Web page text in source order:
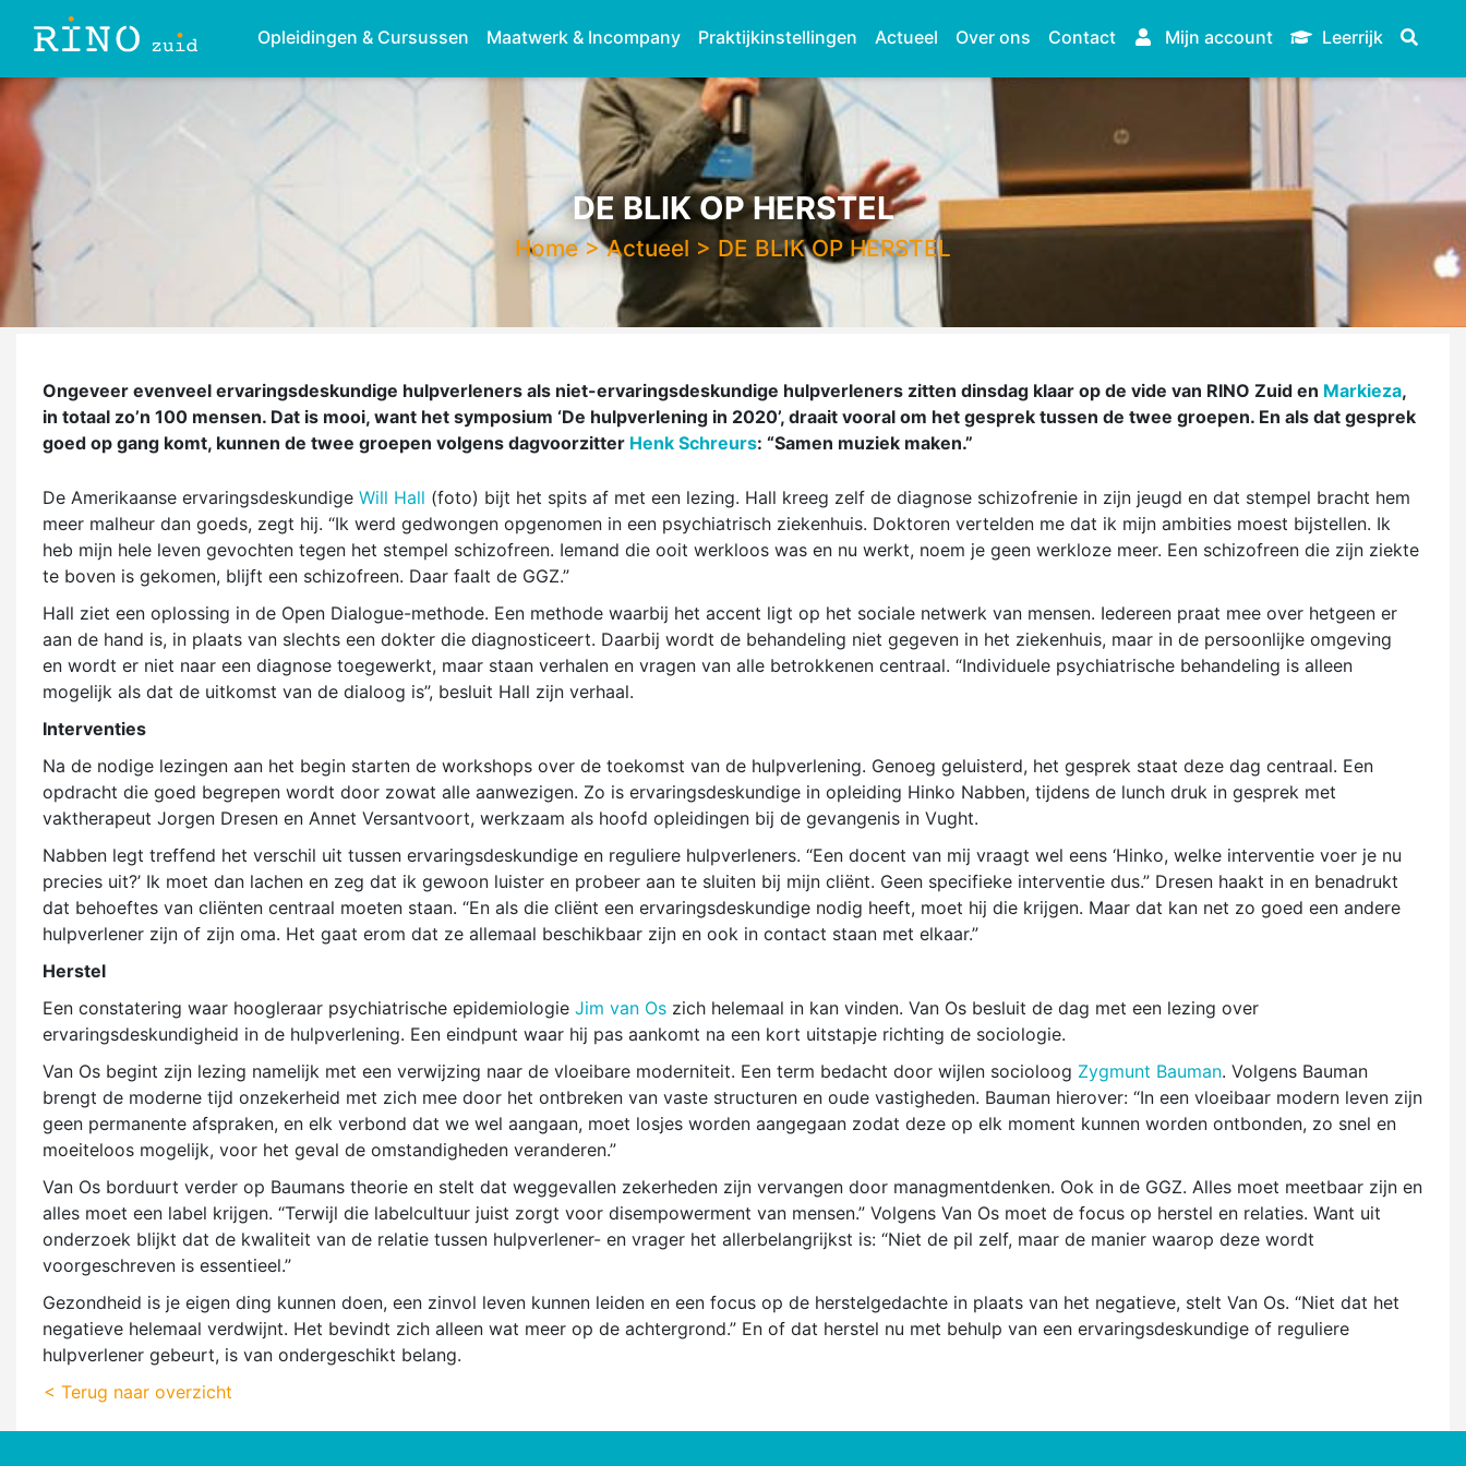
Opleidingen & Cursussen Maatwerk & Incompany Praktijkinstellingen Actueel Over ons Contact Mijn account Leerrijk
DE BLIK OP HERSTEL
Home>Actueel > DE BLIK OP HERSTEL
Ongeveer evenveel ervaringsdeskundige hulpverleners als niet-ervaringsdeskundige hulpverleners zitten dinsdag klaar op de vide van RINO Zuid en Markieza,
in totaal zo’n 100 mensen. Dat is mooi, want het symposium ‘De hulpverlening in 2020’, draait vooral om het gesprek tussen de twee groepen. En als dat gesprek
goed op gang komt, kunnen de twee groepen volgens dagvoorzitter Henk Schreurs: “Samen muziek maken.”
De Amerikaanse ervaringsdeskundige Will Hall (foto) bijt het spits af met een lezing. Hall kreeg zelf de diagnose schizofrenie in zijn jeugd en dat stempel bracht hem
meer malheur dan goeds, zegt hij. “Ik werd gedwongen opgenomen in een psychiatrisch ziekenhuis. Doktoren vertelden me dat ik mijn ambities moest bijstellen. Ik
heb mijn hele leven gevochten tegen het stempel schizofreen. Iemand die ooit werkloos was en nu werkt, noem je geen werkloze meer. Een schizofreen die zijn ziekte
te boven is gekomen, blijft een schizofreen. Daar faalt de GGZ.”
Hall ziet een oplossing in de Open Dialogue-methode. Een methode waarbij het accent ligt op het sociale netwerk van mensen. Iedereen praat mee over hetgeen er
aan de hand is, in plaats van slechts een dokter die diagnosticeert. Daarbij wordt de behandeling niet gegeven in het ziekenhuis, maar in de persoonlijke omgeving
en wordt er niet naar een diagnose toegewerkt, maar staan verhalen en vragen van alle betrokkenen centraal. “Individuele psychiatrische behandeling is alleen
mogelijk als dat de uitkomst van de dialoog is”, besluit Hall zijn verhaal.
Interventies
Na de nodige lezingen aan het begin starten de workshops over de toekomst van de hulpverlening. Genoeg geluisterd, het gesprek staat deze dag centraal. Een
opdracht die goed begrepen wordt door zowat alle aanwezigen. Zo is ervaringsdeskundige in opleiding Hinko Nabben, tijdens de lunch druk in gesprek met
vaktherapeut Jorgen Dresen en Annet Versantvoort, werkzaam als hoofd opleidingen bij de gevangenis in Vught.
Nabben legt treffend het verschil uit tussen ervaringsdeskundige en reguliere hulpverleners. “Een docent van mij vraagt wel eens ‘Hinko, welke interventie voer je nu
precies uit?’ Ik moet dan lachen en zeg dat ik gewoon luister en probeer aan te sluiten bij mijn cliënt. Geen specifieke interventie dus.” Dresen haakt in en benadrukt
dat behoeftes van cliënten centraal moeten staan. “En als die cliënt een ervaringsdeskundige nodig heeft, moet hij die krijgen. Maar dat kan net zo goed een andere
hulpverlener zijn of zijn oma. Het gaat erom dat ze allemaal beschikbaar zijn en ook in contact staan met elkaar.”
Herstel
Een constatering waar hoogleraar psychiatrische epidemiologie Jim van Os zich helemaal in kan vinden. Van Os besluit de dag met een lezing over
ervaringsdeskundigheid in de hulpverlening. Een eindpunt waar hij pas aankomt na een kort uitstapje richting de sociologie.
Van Os begint zijn lezing namelijk met een verwijzing naar de vloeibare moderniteit. Een term bedacht door wijlen socioloog Zygmunt Bauman. Volgens Bauman
brengt de moderne tijd onzekerheid met zich mee door het ontbreken van vaste structuren en oude vastigheden. Bauman hierover: “In een vloeibaar modern leven zijn
geen permanente afspraken, en elk verbond dat we wel aangaan, moet losjes worden aangegaan zodat deze op elk moment kunnen worden ontbonden, zo snel en
moeiteloos mogelijk, voor het geval de omstandigheden veranderen.”
Van Os borduurt verder op Baumans theorie en stelt dat weggevallen zekerheden zijn vervangen door managmentdenken. Ook in de GGZ. Alles moet meetbaar zijn en
alles moet een label krijgen. “Terwijl die labelcultuur juist zorgt voor disempowerment van mensen.” Volgens Van Os moet de focus op herstel en relaties. Want uit
onderzoek blijkt dat de kwaliteit van de relatie tussen hulpverlener- en vrager het allerbelangrijkst is: “Niet de pil zelf, maar de manier waarop deze wordt
voorgeschreven is essentieel.”
Gezondheid is je eigen ding kunnen doen, een zinvol leven kunnen leiden en een focus op de herstelgedachte in plaats van het negatieve, stelt Van Os. “Niet dat het
negatieve helemaal verdwijnt. Het bevindt zich alleen wat meer op de achtergrond.” En of dat herstel nu met behulp van een ervaringsdeskundige of reguliere
hulpverlener gebeurt, is van ondergeschikt belang.
< Terug naar overzicht